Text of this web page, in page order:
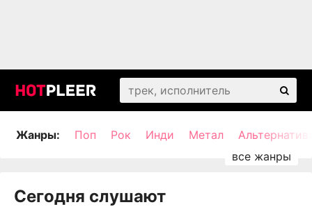
Жанры: Поп Рок Инди Метал
Сегодня слушают